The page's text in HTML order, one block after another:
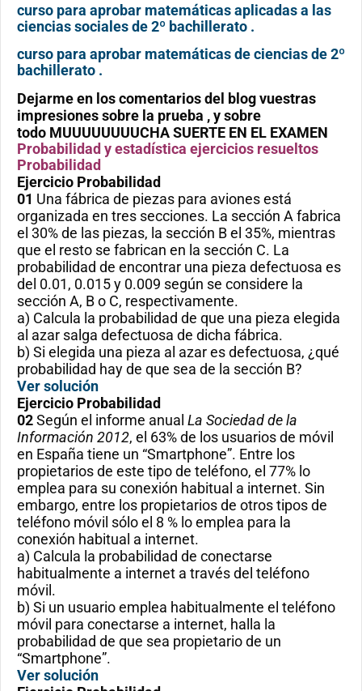
curso para aprobar matemáticas aplicadas a las
ciencias sociales de 2º bachillerato .
curso para aprobar matemáticas de ciencias de 2º
bachillerato .
Dejarme en los comentarios del blog vuestras
impresiones sobre la prueba , y sobre
todo MUUUUUUUUCHA SUERTE EN EL EXAMEN
Probabilidad y estadística ejercicios resueltos
Probabilidad
Ejercicio Probabilidad
01 Una fábrica de piezas para aviones está
organizada en tres secciones. La sección A fabrica
el 30% de las piezas, la sección B el 35%, mientras
que el resto se fabrican en la sección C. La
probabilidad de encontrar una pieza defectuosa es
del 0.01, 0.015 y 0.009 según se considere la
sección A, B o C, respectivamente.
a) Calcula la probabilidad de que una pieza elegida
al azar salga defectuosa de dicha fábrica.
b) Si elegida una pieza al azar es defectuosa, ¿qué
probabilidad hay de que sea de la sección B?
Ver solución
Ejercicio Probabilidad
02Según el informe anual La Sociedad de la
Información 2012, el 63% de los usuarios de móvil
en España tiene un “Smartphone”. Entre los
propietarios de este tipo de teléfono, el 77% lo
emplea para su conexión habitual a internet. Sin
embargo, entre los propietarios de otros tipos de
teléfono móvil sólo el 8 % lo emplea para la
conexión habitual a internet.
a) Calcula la probabilidad de conectarse
habitualmente a internet a través del teléfono
móvil.
b) Si un usuario emplea habitualmente el teléfono
móvil para conectarse a internet, halla la
probabilidad de que sea propietario de un
“Smartphone”.
Ver solución